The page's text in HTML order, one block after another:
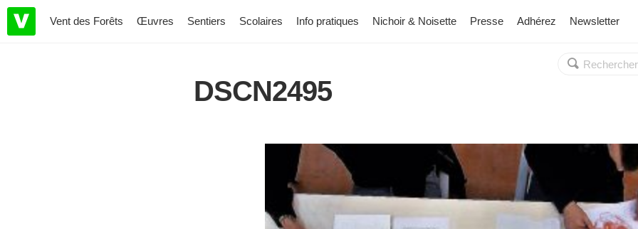
Vent des Forêts Œuvres Sentiers Scolaires Info pratiques Nichoir & Noisette Presse Adhérez Newsletter
Rechercher :
OK
DSCN2495